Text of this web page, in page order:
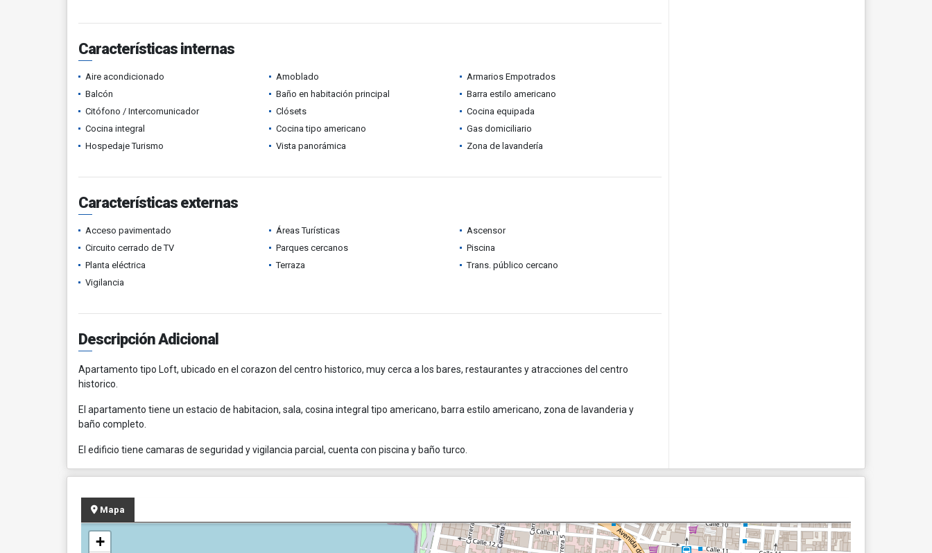
Características internas
Aire acondicionado Amoblado
Armarios Empotrados
Balcón
Baño en habitación principal
Barra estilo americano
Citófono / Intercomunicador
Clósets
Cocina equipada
Cocina integral
Cocina tipo americano
Gas domiciliario
Hospedaje Turismo
Vista panorámica Zona de lavandería
Características externas
Acceso pavimentado Áreas Turísticas
Ascensor
Circuito cerrado de TV
Parques cercanos
Piscina
Planta eléctrica
Terraza
Trans. público cercano
Vigilancia
Descripción Adicional
Apartamento tipo Loft, ubicado en el corazon del centro historico, muy cerca a los bares, restaurantes y atracciones del centro
historico.
El apartamento tiene un estacio de habitacion, sala, cosina integral tipo americano, barra estilo americano, zona de lavanderia y
baño completo.
El edificio tiene camaras de seguridad y vigilancia parcial, cuenta con piscina y baño turco.
Mapa
+